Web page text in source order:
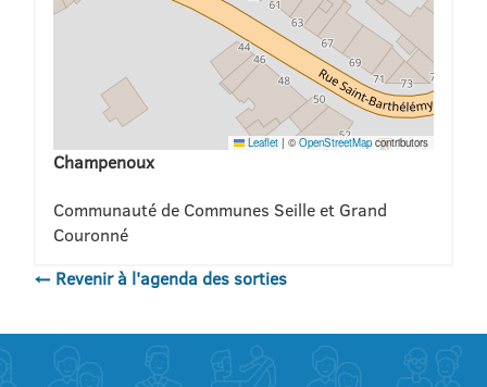
Leaflet | ©OpenStreetMap contributors
Champenoux
Communauté de Communes Seille et Grand
Couronné
← Revenir à l'agenda des sorties